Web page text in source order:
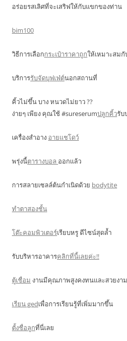
อร่อยรสเลิศที่จะเสริฟให้กับแขกของท่าน
bim100
วิธีการเลือกกระเป๋าราคาถูกให้เหมาะสมกั
บริการรับจัดบุฟเฟ่ต์นอกสถานที่
คิ้วไม่ขึ้น บาง หนวดไม่ยาว ??
ง่ายๆ เพียง คุณใช้ #sureserumปลูกคิ้วรับ
เครื่องสำอาง อายแชโดว์
พรุ่งนี้ตารางบอล ออกแล้ว
การสลายเซลล์ต้นกำเนิดด้วย bodytite
ทำตาสองชั้น
โต๊ะคอมพิวเตอร์เรียบหรู ดีไซน์สุดล้ำ
รับบริหารอาคารคลิกที่นี้เลยค่ะ!!
ตู้เชื่อม งานมีคุณภาพสูงคงทนและสวยงาม
เรียน gedเพื่อการเรียนรู้ที่เพิ่มมากขึ้น
ตั้งชื่อลูกที่นี่เลย